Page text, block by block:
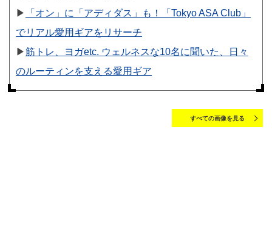
▶︎
「オン」に「アディダス」も！「Tokyo ASA Club」
でリアル愛用ギアをリサーチ
▶︎筋トレ、ヨガetc. ウェルネスな10名に聞いた、日々
のルーティンを支える愛用ギア
すべての画像を見る